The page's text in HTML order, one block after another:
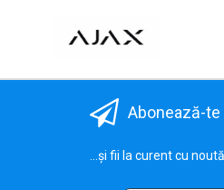
Abonează-
...și fii la curent cu